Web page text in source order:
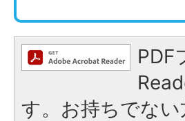
PDF
す。お持ちでな